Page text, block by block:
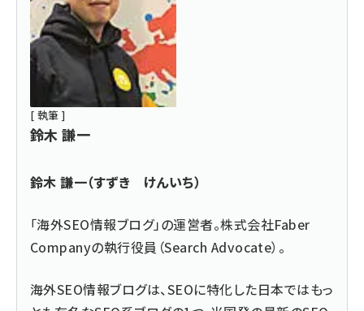
[ 執筆 ]
鈴木 謙一
鈴木 謙一（すずき けんいち）
「海外SEO情報ブログ」の運営者。株式会社Faber
Companyの執行役員（Search Advocate）。
海外SEO情報ブログは、SEOに特化した日本ではもっ